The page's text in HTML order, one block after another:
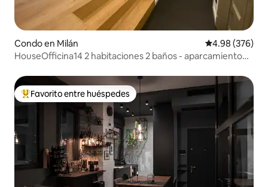
Condo en Milán Calificación
4.98 (376)
HouseOfficina14 2 habitaciones 2 baños - aparcamiento
Favorito entre huéspedes preferido
Favorito entre huéspedes